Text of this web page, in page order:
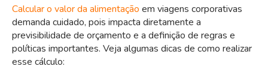
Calcular o valor da alimentação em viagens corporativas
demanda cuidado, pois impacta diretamente a
previsibilidade de orçamento e a definição de regras e
políticas importantes. Veja algumas dicas de como realizar
esse cálculo: